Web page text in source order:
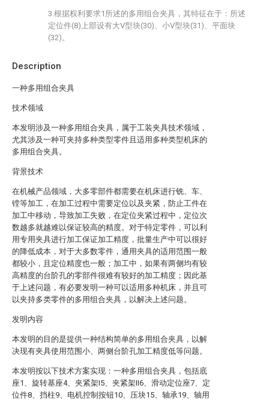
Description
一种多用组合夹具
技术领域
本发明涉及一种多用组合夹具，属于工装夹具技术领域，
尤其涉及一种可夹持多种类型零件且适用多种类型机床的
多用组合夹具。
背景技术
在机械产品领域，大多零部件都需要在机床进行铣、车、
镗等加工，在加工过程中需要定位以及夹紧，防止工件在
加工中移动，导致加工失败，在定位夹紧过程中，定位次
数越多就越难以保证较高的精度。对于特定零件，可以利
用专用夹具进行加工保证加工精度，批量生产中可以很好
的降低成本，对于大多数零件，通用夹具的适用范围一般
都较小，且定位精度也一般；加工中，如果有两侧均有较
高精度的台阶孔的零部件很难有较好的加工精度；因此基
于上述问题，有必要发明一种可以适用多种机床，并且可
以夹持多类零件的多用组合夹具，以解决上述问题。
发明内容
本发明的目的是提供一种结构简单的多用组合夹具，以解
决现有夹具使用范围小、两侧台阶孔加工精度低等问题。
本发明按以下技术方案实现：一种多用组合夹具，包括底
座1、旋转基座4、夹紧架I5、夹紧架II6、滑动定位座7、定
位件8、挡柱9、电机控制按钮10、压块15、轴承19、轴用
3.根据权利要求1所述的多用组合夹具，其特征在于：所述
定位件(8)上部设有大V型块(30)、小V型块(31)、平面块
(32)。